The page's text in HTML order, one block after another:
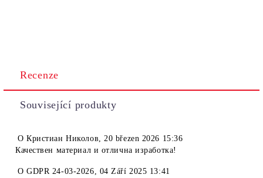
Recenze
Související produkty
OКристиан Николов,20 březen 2026 15:36
Качествен материал и отлична изработка!
OGDPR 24-03-2026, 04 Září 2025 13:41